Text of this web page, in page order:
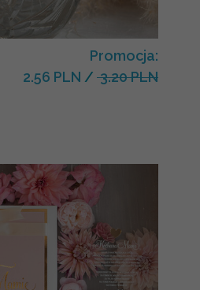
Promocja:
2.56 PLN / 3.20 PLN